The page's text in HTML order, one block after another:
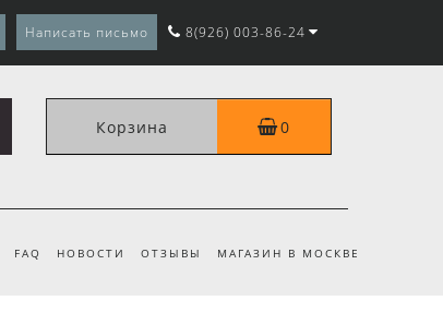
Написать письмо 8(926) 003-86-24
Корзина 0
FAQ НОВОСТИ ОТЗЫВЫ МАГАЗИН В МОСКВЕ